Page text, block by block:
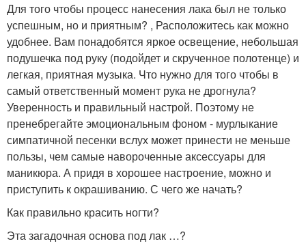
Для того чтобы процесс нанесения лака был не только
успешным, но и приятным? , Расположитесь как можно
удобнее. Вам понадобятся яркое освещение, небольшая
подушечка под руку (подойдет и скрученное полотенце) и
легкая, приятная музыка. Что нужно для того чтобы в
самый ответственный момент рука не дрогнула?
Уверенность и правильный настрой. Поэтому не
пренебрегайте эмоциональным фоном - мурлыкание
симпатичной песенки вслух может принести не меньше
пользы, чем самые навороченные аксессуары для
маникюра. А придя в хорошее настроение, можно и
приступить к окрашиванию. С чего же начать?
Как правильно красить ногти?
Эта загадочная основа под лак …?